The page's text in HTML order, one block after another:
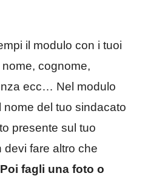
il modulo con i tuoi
cognome,
ecc… Nel modulo
del tuo sindacato
presente sul tuo
devi fare altro che
Poi fagli una foto o